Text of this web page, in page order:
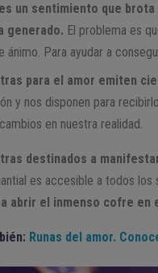
un sentimiento que
generado. El problema es
ánimo. Para ayudar a
para el amor emiten
y nos disponen para
en nuestra realidad.
destinados a
es accesible a todos
abrir el inmenso cofre
Runas del amor.